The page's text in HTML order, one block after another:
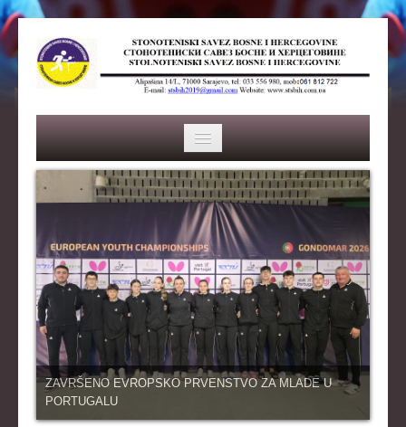
HOME
SAVEZ
ISTORIJA
ORGANI SAVEZA
OSNOVNI PODACI
REPREZENTACIJA
ZAVRŠENO EVROPSKO PRVENSTVO ZA MLADE U
PORTUGALU